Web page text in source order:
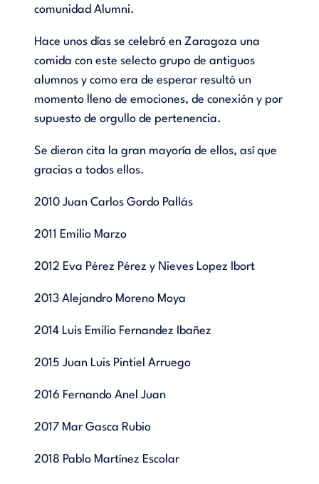
comunidad Alumni.
Hace unos días se celebró en Zaragoza una
comida con este selecto grupo de antiguos
alumnos y como era de esperar resultó un
momento lleno de emociones, de conexión y por
supuesto de orgullo de pertenencia.
Se dieron cita la gran mayoría de ellos, así que
gracias a todos ellos.
2010 Juan Carlos Gordo Pallás
2011 Emilio Marzo
2012 Eva Pérez Pérez y Nieves Lopez Ibort
2013 Alejandro Moreno Moya
2014 Luis Emilio Fernandez Ibañez
2015 Juan Luis Pintiel Arruego
2016 Fernando Anel Juan
2017 Mar Gasca Rubio
2018 Pablo Martínez Escolar